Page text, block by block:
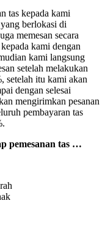
tas kepada kami
berlokasi di
memesan secara
kami dengan
kami langsung
setelah melakukan
setelah itu kami akan
dengan selesai
mengirimkan pesanan
pembayaran tas
pemesanan tas …